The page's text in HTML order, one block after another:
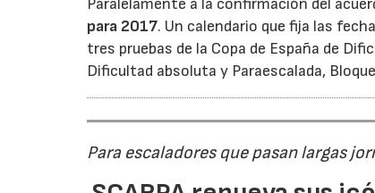
para 2017. Un calendario que fija las
tres pruebas de la Copa de España de
Dificultad absoluta y Paraescalada,
Para escaladores que pasan largas